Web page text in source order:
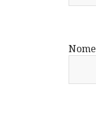
Nome